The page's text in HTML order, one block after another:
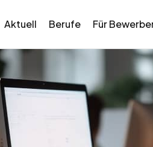
Aktuell Berufe Für